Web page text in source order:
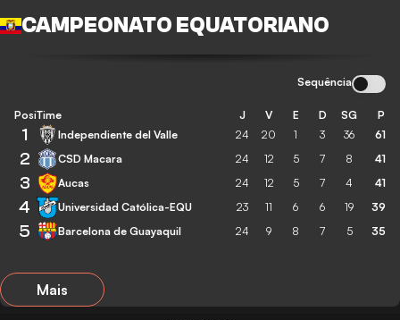
CAMPEONATO EQUATORIANO
Sequência
Posição
Time J V E D SG P
1 Independiente del Valle 24 20 1 3 36 61
2 CSD Macara 24 12 5 7 8 41
3 Aucas 24 12 5 7 4 41
4 Universidad Católica-EQU 23 11 6 6 19 39
5 Barcelona de Guayaquil 24 9 8 7 5 35
Mais